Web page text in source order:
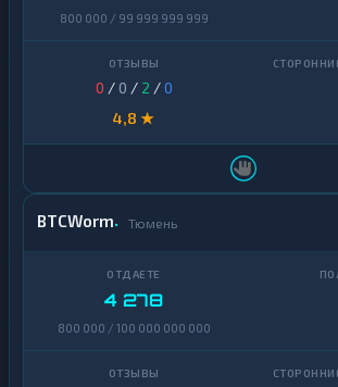
800 000 / 99 999 999 999
0 / 0 / 2 /0
4,8 ★
BTCWorm Тюмень
4 278
800 000 / 100 000 000 000